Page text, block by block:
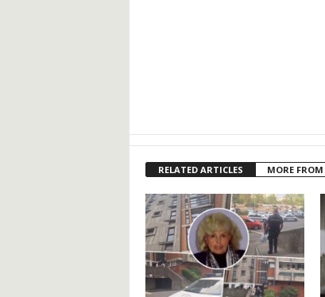
RELATED ARTICLES MORE